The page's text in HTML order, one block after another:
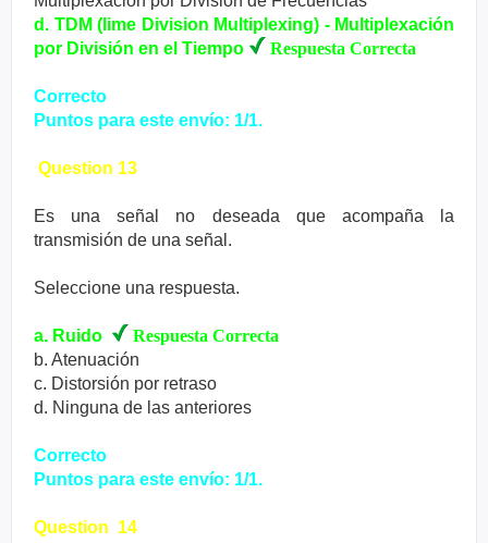
d. TDM (lime Division Multiplexing) - Multiplexación
por División en el Tiempo
Respuesta Correcta
Correcto
Puntos para este envío: 1/1.
Question 13
Es una señal no deseada que acompaña la
transmisión de una señal.
Seleccione una respuesta.
a. Ruido
Respuesta Correcta
b. Atenuación
c. Distorsión por retraso
d. Ninguna de las anteriores
Correcto
Puntos para este envío: 1/1.
Question 14